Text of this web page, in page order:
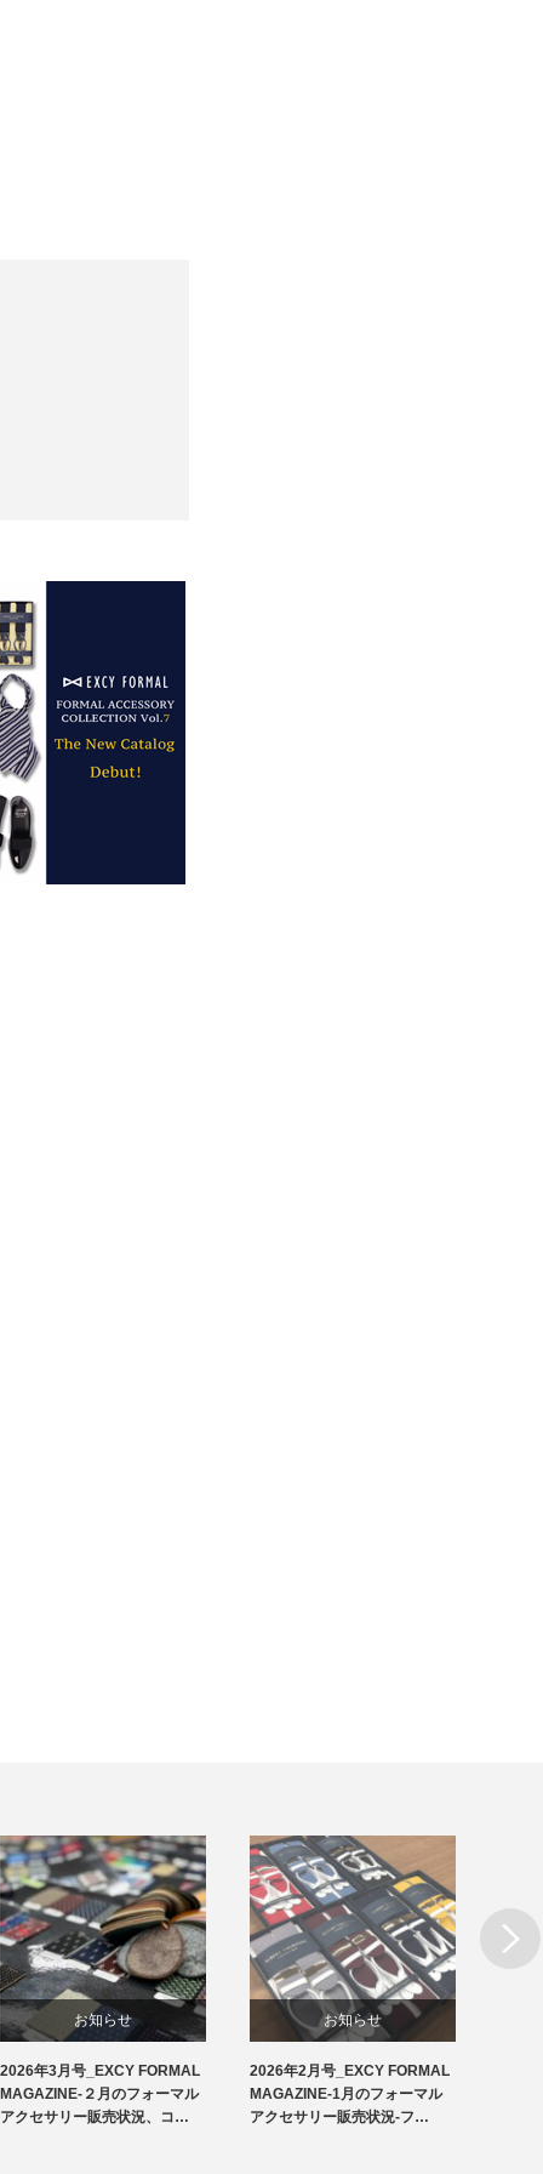
お知らせ
洲鎌ブログ
2026年3月号_EXCY FORMAL
MAGAZINE-２月のフォーマル
アクセサリー販売状況、コ…
お知らせ
フォーマルアクセサリー
2026年2月号_EXCY FORMAL
MAGAZINE-1月のフォーマル
アクセサリー販売状況-フ…
Next